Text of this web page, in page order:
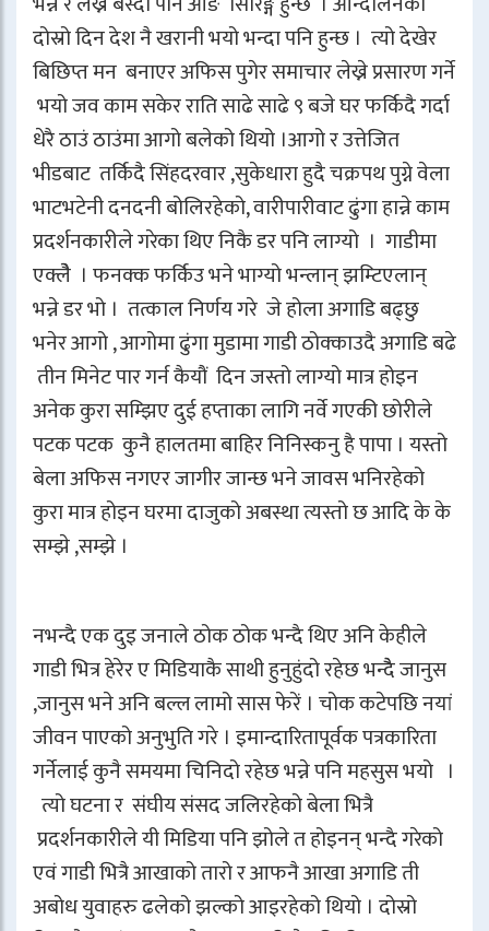
दोस्रो दिन देश नै खरानी भयो भन्दा पनि हुन्छ । त्यो देखेर
बिछिप्त मन बनाएर अफिस पुगेर समाचार लेख्ने प्रसारण गर्ने
भयो जव काम सकेर राति साढे साढे ९ बजे घर फर्किदै गर्दा
धेरै ठाउं ठाउंमा आगो बलेको थियो ।आगो र उत्तेजित
भीडबाट तर्किदै सिंहदरवार ,सुकेधारा हुदै चक्रपथ पुग्ने वेला
भाटभटेनी दनदनी बोलिरहेको, वारीपारीवाट ढुंगा हान्ने काम
प्रदर्शनकारीले गरेका थिए निकै डर पनि लाग्यो । गाडीमा
एक्लेै । फनक्क फर्किउ भने भाग्यो भन्लान् झम्टिएलान्
भन्ने डर भो । तत्काल निर्णय गरे जे होला अगाडि बढ्छु
भनेर आगो , आगोमा ढुंगा मुडामा गाडी ठोक्काउदै अगाडि बढे
तीन मिनेट पार गर्न कैयौं दिन जस्तो लाग्यो मात्र होइन
अनेक कुरा सम्झिए दुई हप्ताका लागि नर्वे गएकी छोरीले
पटक पटक कुनै हालतमा बाहिर निनिस्कनु है पापा । यस्तो
बेला अफिस नगएर जागीर जान्छ भने जावस भनिरहेको
कुरा मात्र होइन घरमा दाजुको अबस्था त्यस्तो छ आदि के के
सम्झे ,सम्झे ।
नभन्दै एक दुइ जनाले ठोक ठोक भन्दै थिए अनि केहीले
गाडी भित्र हेरेर ए मिडियाकै साथी हुनुहुंदो रहेछ भन्दैै जानुस
,जानुस भने अनि बल्ल लामो सास फेरें । चोक कटेपछि नयां
जीवन पाएको अनुभुति गरे । इमान्दारितापूर्वक पत्रकारिता
गर्नेलाई कुनै समयमा चिनिदो रहेछ भन्ने पनि महसुस भयो ।
त्यो घटना र संघीय संसद जलिरहेको बेला भित्रै
प्रदर्शनकारीले यी मिडिया पनि झोले त होइनन् भन्दै गरेको
एवं गाडी भित्रै आखाको तारो र आफनै आखा अगाडि ती
अबोध युवाहरु ढलेको झल्को आइरहेको थियो । दोस्रो